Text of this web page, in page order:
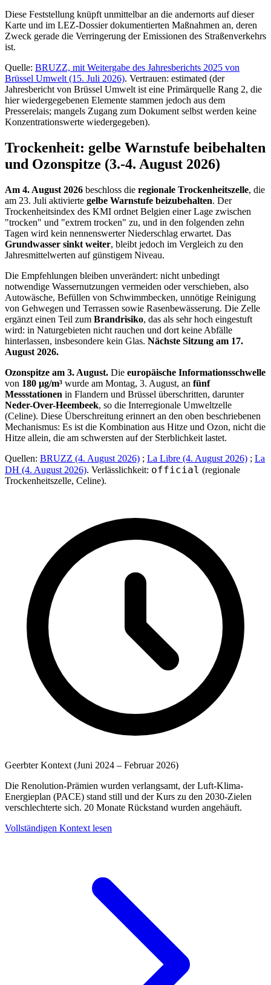
Diese Feststellung knüpft unmittelbar an die andernorts auf dieser
Karte und im LEZ-Dossier dokumentierten Maßnahmen an, deren
Zweck gerade die Verringerung der Emissionen des Straßenverkehrs
ist.
Quelle: BRUZZ, mit Weitergabe des Jahresberichts 2025 von
Brüssel Umwelt (15. Juli 2026). Vertrauen: estimated (der
Jahresbericht von Brüssel Umwelt ist eine Primärquelle Rang 2, die
hier wiedergegebenen Elemente stammen jedoch aus dem
Presserelais; mangels Zugang zum Dokument selbst werden keine
Konzentrationswerte wiedergegeben).
Trockenheit: gelbe Warnstufe beibehalten
und Ozonspitze (3.-4. August 2026)
Am 4. August 2026 beschloss die regionale Trockenheitszelle, die
am 23. Juli aktivierte gelbe Warnstufe beizubehalten. Der
Trockenheitsindex des KMI ordnet Belgien einer Lage zwischen
"trocken" und "extrem trocken" zu, und in den folgenden zehn
Tagen wird kein nennenswerter Niederschlag erwartet. Das
Grundwasser sinkt weiter, bleibt jedoch im Vergleich zu den
Jahresmittelwerten auf günstigem Niveau.
Die Empfehlungen bleiben unverändert: nicht unbedingt
notwendige Wassernutzungen vermeiden oder verschieben, also
Autowäsche, Befüllen von Schwimmbecken, unnötige Reinigung
von Gehwegen und Terrassen sowie Rasenbewässerung. Die Zelle
ergänzt einen Teil zum Brandrisiko, das als sehr hoch eingestuft
wird: in Naturgebieten nicht rauchen und dort keine Abfälle
hinterlassen, insbesondere kein Glas. Nächste Sitzung am 17.
August 2026.
Ozonspitze am 3. August. Die europäische Informationsschwelle
von 180 µg/m³ wurde am Montag, 3. August, an fünf
Messstationen in Flandern und Brüssel überschritten, darunter
Neder-Over-Heembeek, so die Interregionale Umweltzelle
(Celine). Diese Überschreitung erinnert an den oben beschriebenen
Mechanismus: Es ist die Kombination aus Hitze und Ozon, nicht die
Hitze allein, die am schwersten auf der Sterblichkeit lastet.
Quellen: BRUZZ (4. August 2026) ; La Libre (4. August 2026) ; La
DH (4. August 2026). Verlässlichkeit: official (regionale
Trockenheitszelle, Celine).
Geerbter Kontext (Juni 2024 – Februar 2026)
Die Renolution-Prämien wurden verlangsamt, der Luft-Klima-
Energieplan (PACE) stand still und der Kurs zu den 2030-Zielen
verschlechterte sich. 20 Monate Rückstand wurden angehäuft.
Vollständigen Kontext lesen